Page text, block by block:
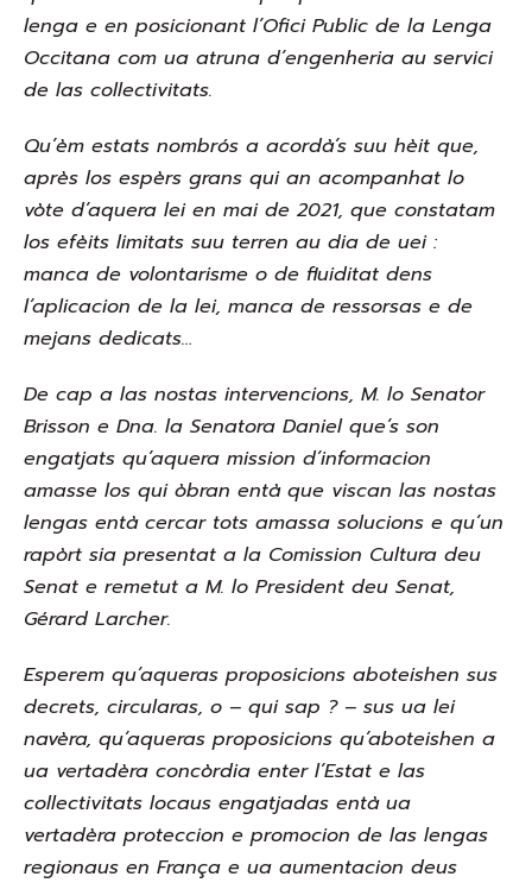
lenga e en posicionant l’Ofici Public de la Lenga
Occitana com ua atruna d’engenheria au servici
de las collectivitats.
Qu’èm estats nombrós a acordà’s suu hèit que,
après los espèrs grans qui an acompanhat lo
vòte d’aquera lei en mai de 2021, que constatam
los efèits limitats suu terren au dia de uei :
manca de volontarisme o de fluiditat dens
l’aplicacion de la lei, manca de ressorsas e de
mejans dedicats…
De cap a las nostas intervencions, M. lo Senator
Brisson e Dna. la Senatora Daniel que’s son
engatjats qu’aquera mission d’informacion
amasse los qui òbran entà que viscan las nostas
lengas entà cercar tots amassa solucions e qu’un
rapòrt sia presentat a la Comission Cultura deu
Senat e remetut a M. lo President deu Senat,
Gérard Larcher.
Esperem qu’aqueras proposicions aboteishen sus
decrets, circularas, o – qui sap ? – sus ua lei
navèra, qu’aqueras proposicions qu’aboteishen a
ua vertadèra concòrdia enter l’Estat e las
collectivitats locaus engatjadas entà ua
vertadèra proteccion e promocion de las lengas
regionaus en França e ua aumentacion deus